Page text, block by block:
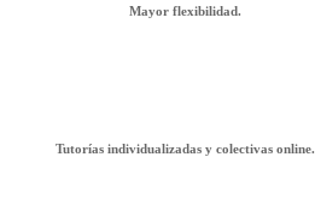
Mayor flexibilidad.
Tutorías individualizadas y colectivas online.